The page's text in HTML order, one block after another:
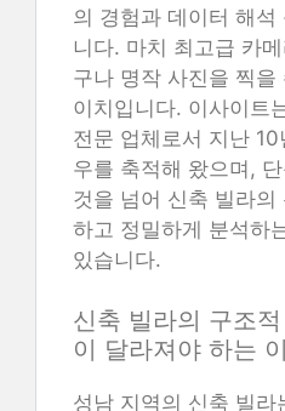
의 경험과 데이터 해석
니다. 마치 최고급 카
구나 명작 사진을 찍을
이치입니다. 이사이트
전문 업체로서 지난
우를 축적해 왔으며,
것을 넘어 신축 빌라의
하고 정밀하게 분석하
있습니다.
신축 빌라의 구조
이 달라져야 하는
성남 지역의 신축 빌라